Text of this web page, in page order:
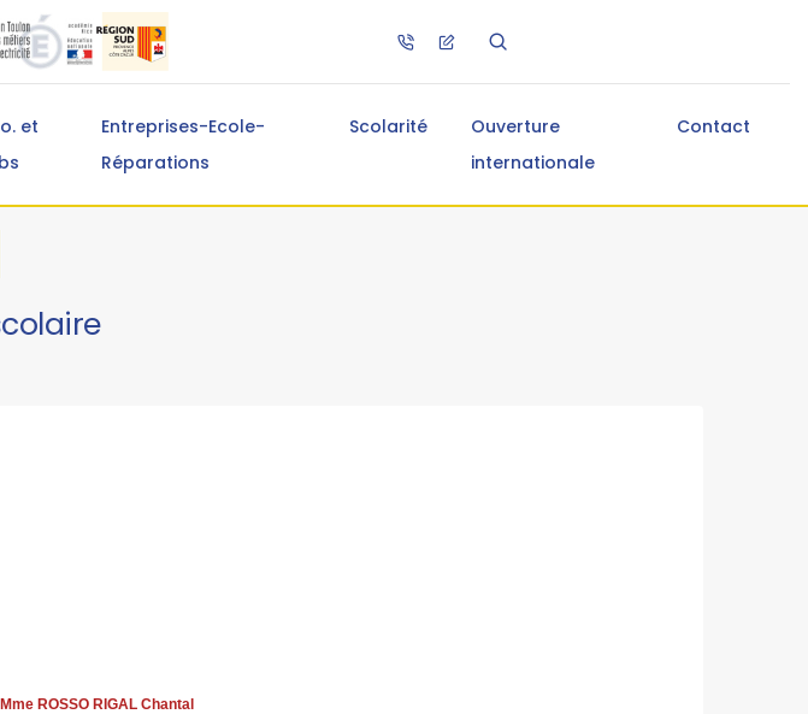
et
Entreprises-Ecole-
Réparations
Scolarité
Ouverture
internationale
Contact
Mme ROSSO RIGAL Chantal